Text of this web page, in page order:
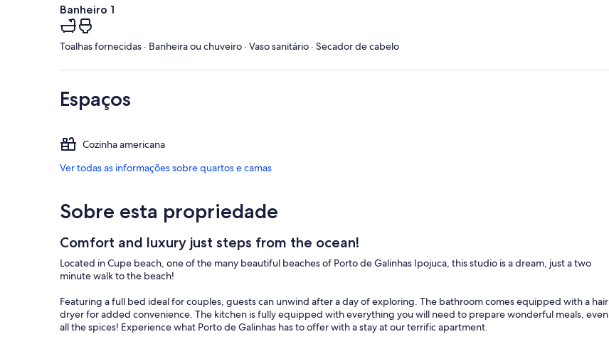
Banheiro 1
Toalhas fornecidas · Banheira ou chuveiro · Vaso sanitário · Secador de cabelo
Espaços
Cozinha americana
Ver todas as informações sobre quartos e camas
Sobre esta propriedade
Comfort and luxury just steps from the ocean!
Located in Cupe beach, one of the many beautiful beaches of Porto de Galinhas Ipojuca, this studio is a dream, just a two
minute walk to the beach!
Featuring a full bed ideal for couples, guests can unwind after a day of exploring. The bathroom comes equipped with a hair
dryer for added convenience. The kitchen is fully equipped with everything you will need to prepare wonderful meals, even
all the spices! Experience what Porto de Galinhas has to offer with a stay at our terrific apartment.